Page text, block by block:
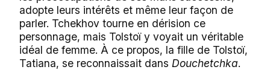
adopte leurs intérêts et même leur façon de
parler. Tchekhov tourne en dérision ce
personnage, mais Tolstoï y voyait un véritable
idéal de femme. À ce propos, la fille de Tolstoï,
Tatiana, se reconnaissait dans Douchetchka.